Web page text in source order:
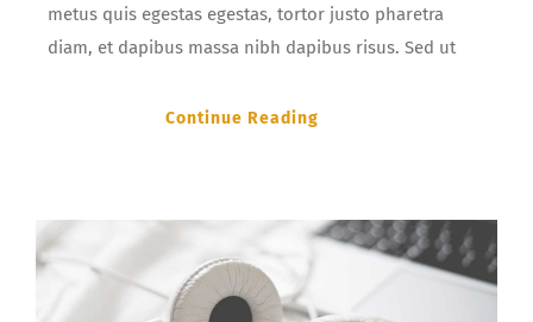
metus quis egestas egestas, tortor justo pharetra
diam, et dapibus massa nibh dapibus risus. Sed ut
Continue Reading